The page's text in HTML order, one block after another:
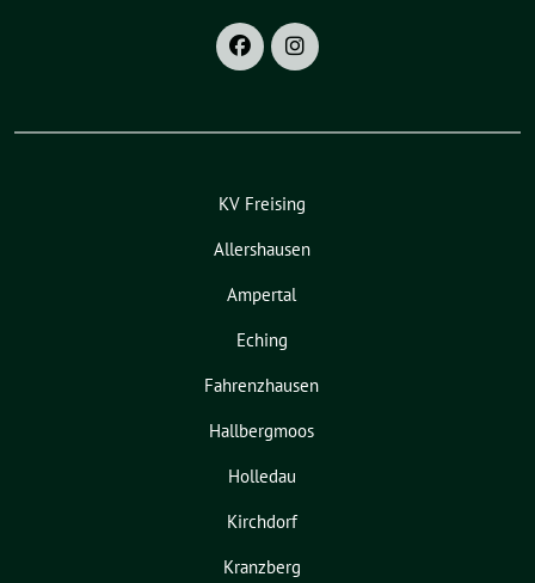
KV Freising
Allershausen
Ampertal
Eching
Fahrenzhausen
Hallbergmoos
Holledau
Kirchdorf
Kranzberg